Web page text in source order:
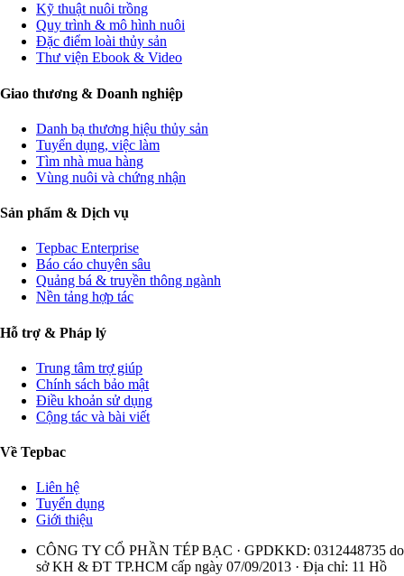
Kỹ thuật nuôi trồng
Quy trình & mô hình nuôi
Đặc điểm loài thủy sản
Thư viện Ebook & Video
Giao thương & Doanh nghiệp
Danh bạ thương hiệu thủy sản
Tuyển dụng, việc làm
Tìm nhà mua hàng
Vùng nuôi và chứng nhận
Sản phẩm & Dịch vụ
Tepbac Enterprise
Báo cáo chuyên sâu
Quảng bá & truyền thông ngành
Nền tảng hợp tác
Hỗ trợ & Pháp lý
Trung tâm trợ giúp
Chính sách bảo mật
Điều khoản sử dụng
Cộng tác và bài viết
Về Tepbac
Liên hệ
Tuyển dụng
Giới thiệu
CÔNG TY CỔ PHẦN TÉP BẠC · GPDKKD: 0312448735 do
sở KH & ĐT TP.HCM cấp ngày 07/09/2013 · Địa chỉ: 11 Hồ